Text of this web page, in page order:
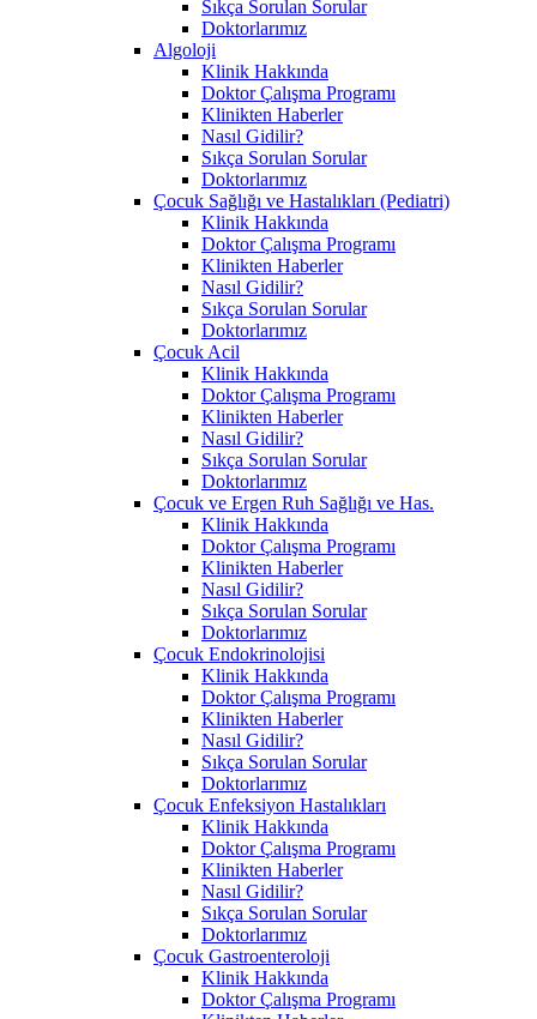
Sıkça Sorulan Sorular
Doktorlarımız
Algoloji
Klinik Hakkında
Doktor Çalışma Programı
Klinikten Haberler
Nasıl Gidilir?
Sıkça Sorulan Sorular
Doktorlarımız
Çocuk Sağlığı ve Hastalıkları (Pediatri)
Klinik Hakkında
Doktor Çalışma Programı
Klinikten Haberler
Nasıl Gidilir?
Sıkça Sorulan Sorular
Doktorlarımız
Çocuk Acil
Klinik Hakkında
Doktor Çalışma Programı
Klinikten Haberler
Nasıl Gidilir?
Sıkça Sorulan Sorular
Doktorlarımız
Çocuk ve Ergen Ruh Sağlığı ve Has.
Klinik Hakkında
Doktor Çalışma Programı
Klinikten Haberler
Nasıl Gidilir?
Sıkça Sorulan Sorular
Doktorlarımız
Çocuk Endokrinolojisi
Klinik Hakkında
Doktor Çalışma Programı
Klinikten Haberler
Nasıl Gidilir?
Sıkça Sorulan Sorular
Doktorlarımız
Çocuk Enfeksiyon Hastalıkları
Klinik Hakkında
Doktor Çalışma Programı
Klinikten Haberler
Nasıl Gidilir?
Sıkça Sorulan Sorular
Doktorlarımız
Çocuk Gastroenteroloji
Klinik Hakkında
Doktor Çalışma Programı